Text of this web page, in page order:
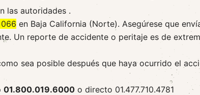
las autoridades .
en Baja California (Norte). Asegúrese que
Un reporte de accidente o peritaje es de
sea posible después que haya ocurrido el
01.800.019.6000 o directo 01.477.710.4781